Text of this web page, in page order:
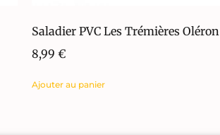
Saladier PVC Les Trémières Oléron
8,99 €
Ajouter au panier